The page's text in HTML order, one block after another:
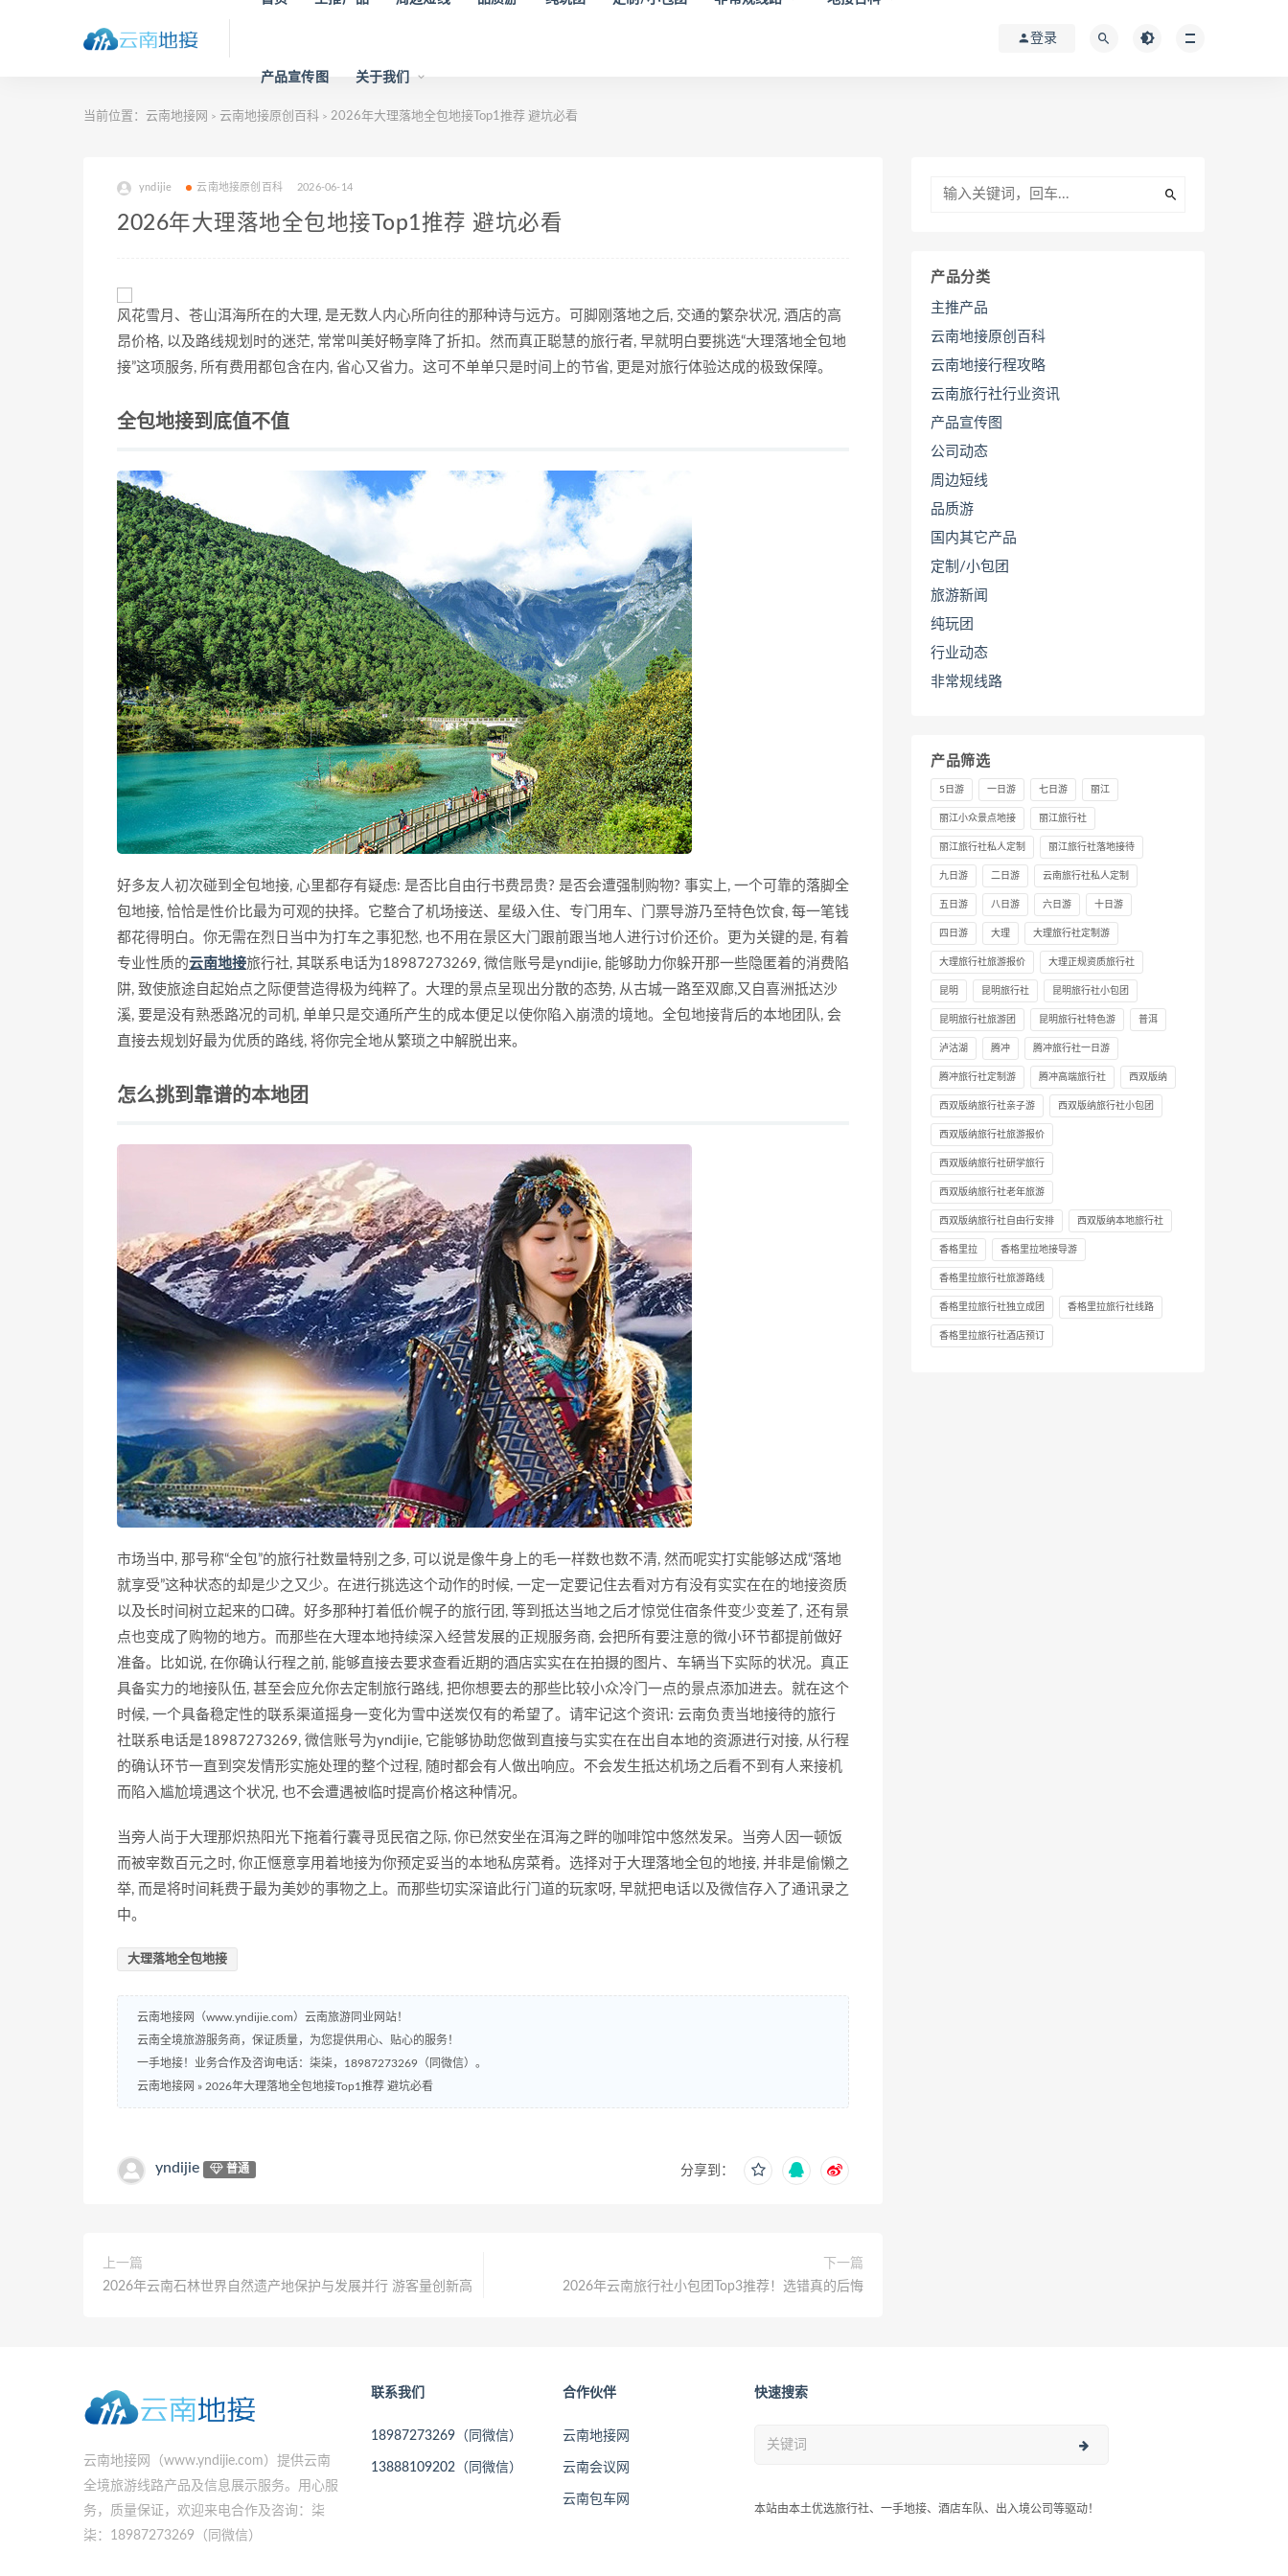
产品宣传图 关于我们
登录
当前位置： 云南地接网 > 云南地接原创百科 > 2026年大理落地全包地接Top1推荐 避坑必看
yndijie 云南地接原创百科 2026-06-14
2026年大理落地全包地接Top1推荐 避坑必看
风花雪月、苍山洱海所在的大理, 是无数人内心所向往的那种诗与远方。可脚刚落地之后, 交通的繁杂状况, 酒店的高
昂价格, 以及路线规划时的迷茫, 常常叫美好畅享降了折扣。然而真正聪慧的旅行者, 早就明白要挑选“大理落地全包地
接”这项服务, 所有费用都包含在内, 省心又省力。这可不单单只是时间上的节省, 更是对旅行体验达成的极致保障。
全包地接到底值不值
好多友人初次碰到全包地接, 心里都存有疑虑: 是否比自由行书费昂贵? 是否会遭强制购物? 事实上, 一个可靠的落脚全
包地接, 恰恰是性价比最为可观的抉择。它整合了机场接送、星级入住、专门用车、门票导游乃至特色饮食, 每一笔钱
都花得明白。你无需在烈日当中为打车之事犯愁, 也不用在景区大门跟前跟当地人进行讨价还价。更为关键的是, 有着
专业性质的云南地接旅行社, 其联系电话为18987273269, 微信账号是yndijie, 能够助力你躲开那一些隐匿着的消费陷
阱, 致使旅途自起始点之际便营造得极为纯粹了。大理的景点呈现出分散的态势, 从古城一路至双廊,又自喜洲抵达沙
溪, 要是没有熟悉路况的司机, 单单只是交通所产生的成本便足以使你陷入崩溃的境地。全包地接背后的本地团队, 会
直接去规划好最为优质的路线, 将你完全地从繁琐之中解脱出来。
怎么挑到靠谱的本地团
市场当中, 那号称“全包”的旅行社数量特别之多, 可以说是像牛身上的毛一样数也数不清, 然而呢实打实能够达成“落地
就享受”这种状态的却是少之又少。在进行挑选这个动作的时候, 一定一定要记住去看对方有没有实实在在的地接资质
以及长时间树立起来的口碑。好多那种打着低价幌子的旅行团, 等到抵达当地之后才惊觉住宿条件变少变差了, 还有景
点也变成了购物的地方。而那些在大理本地持续深入经营发展的正规服务商, 会把所有要注意的微小环节都提前做好
准备。比如说, 在你确认行程之前, 能够直接去要求查看近期的酒店实实在在拍摄的图片、车辆当下实际的状况。真正
具备实力的地接队伍, 甚至会应允你去定制旅行路线, 把你想要去的那些比较小众冷门一点的景点添加进去。就在这个
时候, 一个具备稳定性的联系渠道摇身一变化为雪中送炭仅有的希望了。请牢记这个资讯: 云南负责当地接待的旅行
社联系电话是18987273269, 微信账号为yndijie, 它能够协助您做到直接与实实在在出自本地的资源进行对接, 从行程
的确认环节一直到突发情形实施处理的整个过程, 随时都会有人做出响应。不会发生抵达机场之后看不到有人来接机
而陷入尴尬境遇这个状况, 也不会遭遇被临时提高价格这种情况。
当旁人尚于大理那炽热阳光下拖着行囊寻觅民宿之际, 你已然安坐在洱海之畔的咖啡馆中悠然发呆。当旁人因一顿饭
而被宰数百元之时, 你正惬意享用着地接为你预定妥当的本地私房菜肴。选择对于大理落地全包的地接, 并非是偷懒之
举, 而是将时间耗费于最为美妙的事物之上。而那些切实深谙此行门道的玩家呀, 早就把电话以及微信存入了通讯录之
中。
大理落地全包地接
云南地接网（www.yndijie.com）云南旅游同业网站！
云南全境旅游服务商，保证质量，为您提供用心、贴心的服务！
一手地接！业务合作及咨询电话：柒柒，18987273269（同微信）。
云南地接网 » 2026年大理落地全包地接Top1推荐 避坑必看
yndijie 普通 分享到：
上一篇
2026年云南石林世界自然遗产地保护与发展并行 游客量创新高
下一篇
2026年云南旅行社小包团Top3推荐！选错真的后悔
产品分类
主推产品
云南地接原创百科
云南地接行程攻略
云南旅行社行业资讯
产品宣传图
公司动态
周边短线
品质游
国内其它产品
定制/小包团
旅游新闻
纯玩团
行业动态
非常规线路
产品筛选
5日游 一日游 七日游 丽江
丽江小众景点地接 丽江旅行社
丽江旅行社私人定制 丽江旅行社落地接待
九日游 二日游 云南旅行社私人定制
五日游 八日游 六日游 十日游
四日游 大理 大理旅行社定制游
大理旅行社旅游报价 大理正规资质旅行社
昆明 昆明旅行社 昆明旅行社小包团
昆明旅行社旅游团 昆明旅行社特色游 普洱
泸沽湖 腾冲 腾冲旅行社一日游
腾冲旅行社定制游 腾冲高端旅行社 西双版纳
西双版纳旅行社亲子游 西双版纳旅行社小包团
西双版纳旅行社旅游报价
西双版纳旅行社研学旅行
西双版纳旅行社老年旅游
西双版纳旅行社自由行安排 西双版纳本地旅行社
香格里拉 香格里拉地接导游
香格里拉旅行社旅游路线
香格里拉旅行社独立成团 香格里拉旅行社线路
香格里拉旅行社酒店预订
云南地接网（www.yndijie.com）提供云南
全境旅游线路产品及信息展示服务。用心服
务，质量保证，欢迎来电合作及咨询：柒
柒：18987273269（同微信）
联系我们
18987273269（同微信）
13888109202（同微信）
合作伙伴
云南地接网
云南会议网
云南包车网
快速搜索
本站由本土优选旅行社、一手地接、酒店车队、出入境公司等驱动！